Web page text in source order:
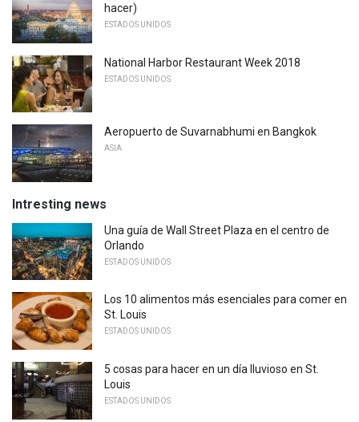
hacer)
ESTADOS UNIDOS
National Harbor Restaurant Week 2018
ESTADOS UNIDOS
Aeropuerto de Suvarnabhumi en Bangkok
ASIA
Intresting news
Una guía de Wall Street Plaza en el centro de
Orlando
ESTADOS UNIDOS
Los 10 alimentos más esenciales para comer en
St. Louis
ESTADOS UNIDOS
5 cosas para hacer en un día lluvioso en St.
Louis
ESTADOS UNIDOS